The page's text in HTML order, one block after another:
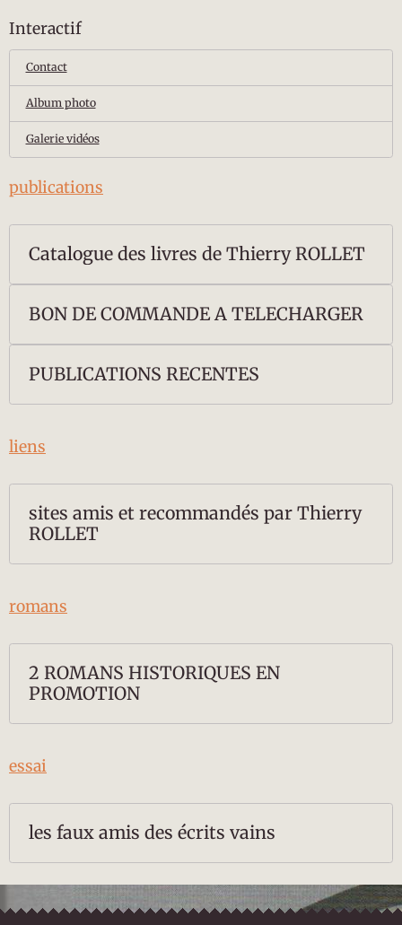
Interactif
Contact
Album photo
Galerie vidéos
publications
Catalogue des livres de Thierry ROLLET
BON DE COMMANDE A TELECHARGER
PUBLICATIONS RECENTES
liens
sites amis et recommandés par Thierry
ROLLET
romans
2 ROMANS HISTORIQUES EN
PROMOTION
essai
les faux amis des écrits vains